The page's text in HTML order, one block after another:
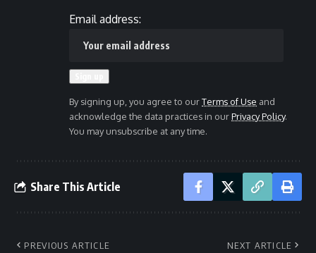
Email address:
By signing up, you agree to ourTerms of Use and
acknowledge the data practices in ourPrivacy Policy.
You may unsubscribe at any time.
Share This Article
PREVIOUS ARTICLE NEXT ARTICLE